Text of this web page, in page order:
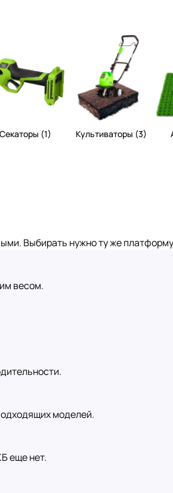
Секаторы (1) Культиваторы (3)
Выбирать нужно ту же платформу,
весом.
моделей.
еще нет.